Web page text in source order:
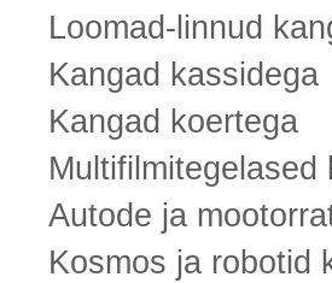
Loomad-linnud
Kangad kassidega
Kangad koertega
Multifilmitegelased
Autode ja
Kosmos ja robotid